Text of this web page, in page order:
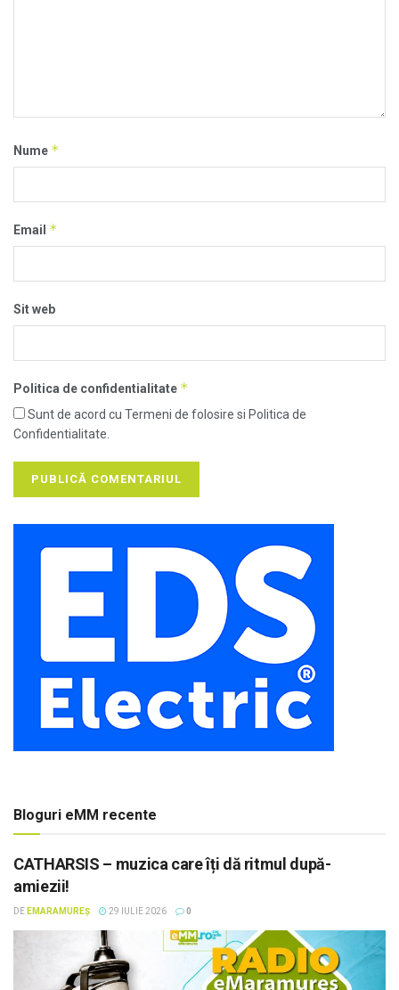
Nume *
Email *
Sit web
Politica de confidentialitate *
Sunt de acord cu Termeni de folosire si Politica de
Confidentialitate.
Bloguri eMM recente
CATHARSIS – muzica care îți dă ritmul după-
amiezii!
DE EMARAMUREȘ 29 IULIE 2026 0